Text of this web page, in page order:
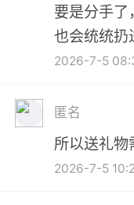
要是分手了
也会统统扔
2026-7-5
匿名
所以送礼物
2026-7-5